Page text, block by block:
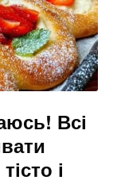
Всі
і